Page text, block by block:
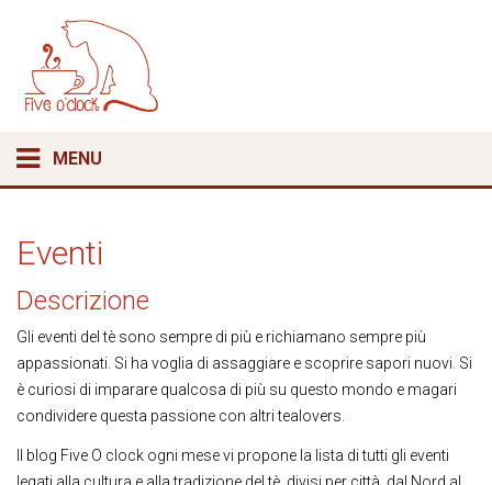
MENU
Eventi
Descrizione
Gli eventi del tè sono sempre di più e richiamano sempre più
appassionati. Si ha voglia di assaggiare e scoprire sapori nuovi. Si
è curiosi di imparare qualcosa di più su questo mondo e magari
condividere questa passione con altri tealovers.
Il blog Five O clock ogni mese vi propone la lista di tutti gli eventi
legati alla cultura e alla tradizione del tè, divisi per città, dal Nord al